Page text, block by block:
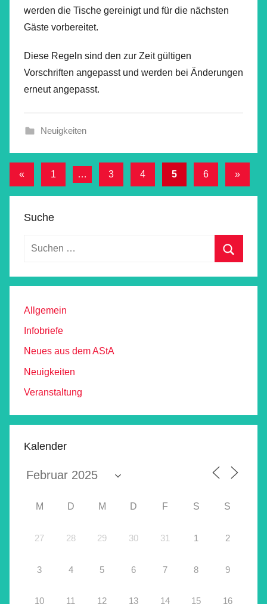
werden die Tische gereinigt und für die nächsten
Gäste vorbereitet.
Diese Regeln sind den zur Zeit gültigen
Vorschriften angepasst und werden bei Änderungen
erneut angepasst.
Neuigkeiten
Beitragsnavigation
« Vorherige
1 … 3 4 5 6 »
Suche
Allgemein
Infobriefe
Neues aus dem AStA
Neuigkeiten
Veranstaltung
Kalender
M D M D F S S
27 28 29 30 31 1 2
3 4 5 6 7 8 9
10 11 12 13 14 15 16